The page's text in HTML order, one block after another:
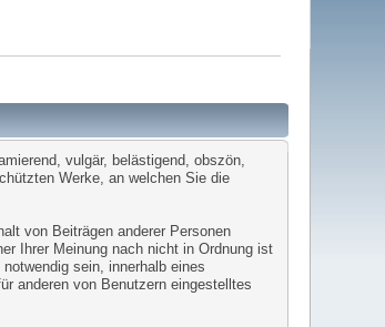
vulgär, belästigend, obszön,
Werke, an welchen Sie die
von Beiträgen anderer Personen
Ihrer Meinung nach nicht in Ordnung ist
sein, innerhalb eines
anderen von Benutzern eingestelltes